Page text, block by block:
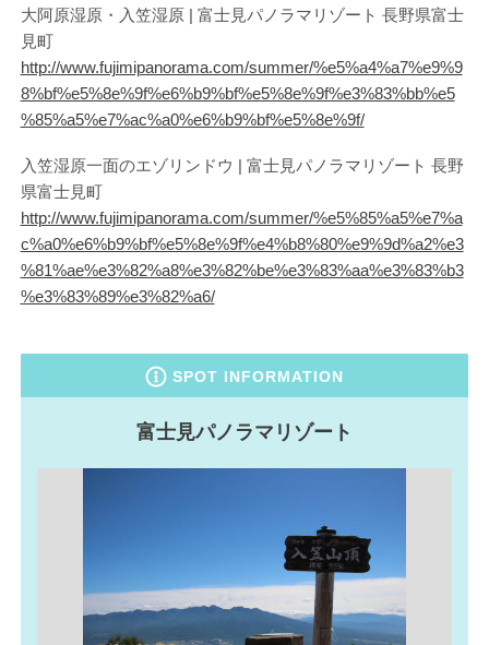
大阿原湿原・入笠湿原 | 富士見パノラマリゾート 長野県富士
見町
http://www.fujimipanorama.com/summer/%e5%a4%a7%e9%9
8%bf%e5%8e%9f%e6%b9%bf%e5%8e%9f%e3%83%bb%e5
%85%a5%e7%ac%a0%e6%b9%bf%e5%8e%9f/
入笠湿原一面のエゾリンドウ | 富士見パノラマリゾート 長野
県富士見町
http://www.fujimipanorama.com/summer/%e5%85%a5%e7%a
c%a0%e6%b9%bf%e5%8e%9f%e4%b8%80%e9%9d%a2%e3
%81%ae%e3%82%a8%e3%82%be%e3%83%aa%e3%83%b3
%e3%83%89%e3%82%a6/
SPOT INFORMATION
富士見パノラマリゾート